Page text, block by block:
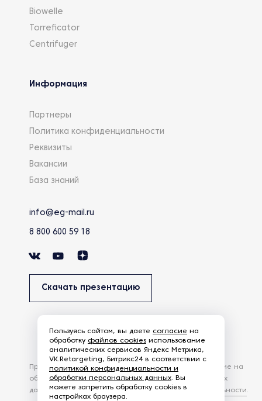
Biowelle
Torreficator
Centrifuger
Информация
Партнеры
Политика конфиденциальности
Реквизиты
Вакансии
База знаний
info@eg-mail.ru
8 800 600 59 18
Скачать презентацию
Продолжая использовать наш сайт, вы даете согласие на
обработку файлов Cookies и других пользовательских
данных, в соответствии сПолитикой конфиденциальности.
Пользуясь сайтом, вы даете согласие на
обработку файлов cookies использование
аналитических сервисов Яндекс Метрика,
VK.Retargeting, Битрикс24 в соответствии с
политикой конфиденциальности и
обработки персональных данных. Вы
можете запретить обработку cookies в
настройках браузера.